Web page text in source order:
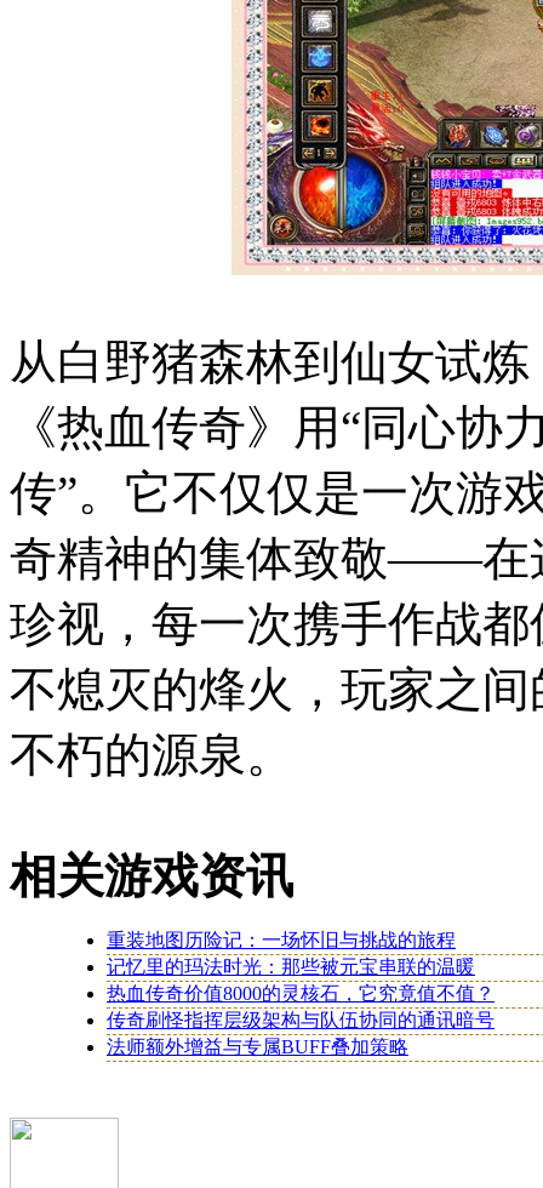
从白野猪森林到仙女试
《热血传奇》用“同心协
传”。它不仅仅是一次游
奇精神的集体致敬——在
珍视，每一次携手作战
不熄灭的烽火，玩家之
不朽的源泉。
相关游戏资讯
重装地图历险记：一场怀旧与挑战的旅程
记忆里的玛法时光：那些被元宝串联的温暖
热血传奇价值8000的灵核石，它究竟值不值？
传奇刷怪指挥层级架构与队伍协同的通讯暗号
法师额外增益与专属BUFF叠加策略